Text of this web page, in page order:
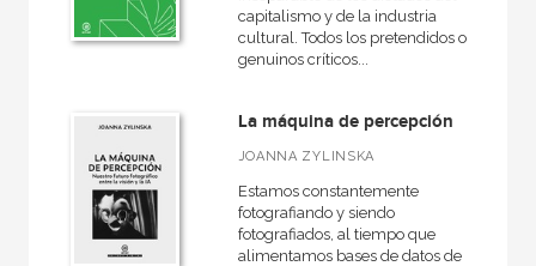
NUESTROS FORMATOS
Cartoné
Rústica
capitalismo y de la industria
cultural. Todos los pretendidos o
genuinos críticos...
La máquina de percepción
JOANNA ZYLINSKA
Estamos constantemente
fotografiando y siendo
fotografiados, al tiempo que
alimentamos bases de datos de